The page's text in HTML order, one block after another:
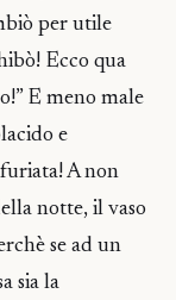
per utile
Ecco qua
E meno male
e
A non
notte, il vaso
se ad un
sia la